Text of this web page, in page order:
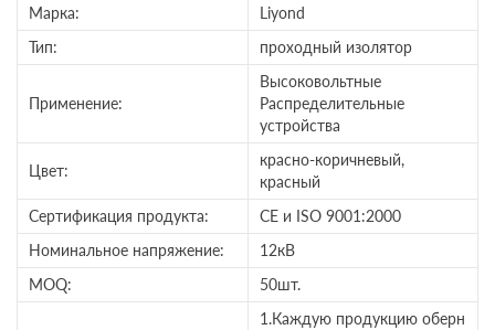
Марка:
Liyond
Тип:
проходный изолятор
Применение:
Высоковольтные
Распределительные
устройства
Цвет:
красно-коричневый,
красный
Сертификация продукта:
CE и ISO 9001:2000
Номинальное напряжение:
12кВ
MOQ:
50шт.
1.Каждую продукцию оберн